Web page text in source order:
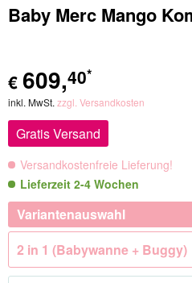
Baby Merc Mango
€ 609,40*
inkl. MwSt. zzgl. Versandkosten
Gratis Versand
Versandkostenfreie Lieferung!
Lieferzeit 2-4 Wochen
Variantenauswahl
2 in 1 (Babywanne + Buggy)